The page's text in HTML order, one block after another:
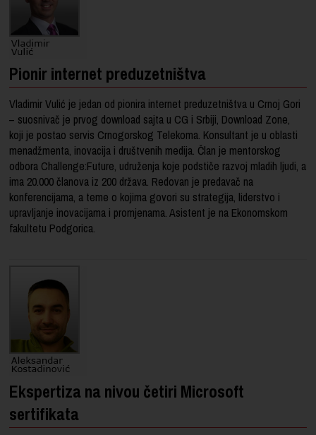
Pionir internet preduzetništva
Vladimir Vulić je jedan od pionira internet preduzetništva u Crnoj Gori
– suosnivač je prvog download sajta u CG i Srbiji, Download Zone,
koji je postao servis Crnogorskog Telekoma. Konsultant je u oblasti
menadžmenta, inovacija i društvenih medija. Član je mentorskog
odbora Challenge:Future, udruženja koje podstiče razvoj mladih ljudi, a
ima 20.000 članova iz 200 država. Redovan je predavač na
konferencijama, a teme o kojima govori su strategija, liderstvo i
upravljanje inovacijama i promjenama. Asistent je na Ekonomskom
fakultetu Podgorica.
Ekspertiza na nivou četiri Microsoft
sertifikata